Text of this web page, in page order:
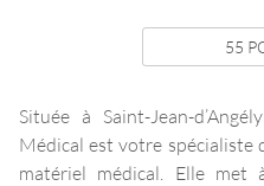
55
Située à Saint-Jean-
Médical est votre spécialiste
matériel médical. Elle